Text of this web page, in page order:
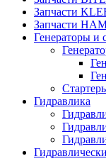
Запчасти
Запчасти
Генераторы и
Гидравлика